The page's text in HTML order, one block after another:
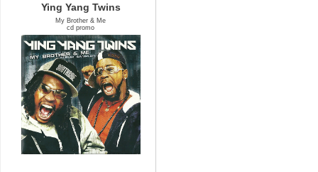
Ying Yang Twins
My Brother & Me
cd promo